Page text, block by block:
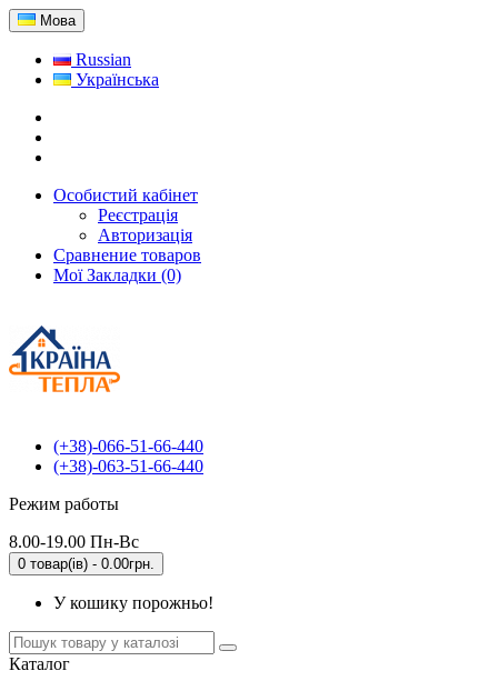
Мова
Russian
Українська
Особистий кабінет
Реєстрація
Авторизація
Сравнение товаров
Мої Закладки (0)
(+38)-066-51-66-440
(+38)-063-51-66-440
Режим работы
8.00-19.00 Пн-Вс
0 товар(ів) - 0.00грн.
У кошику порожньо!
Каталог